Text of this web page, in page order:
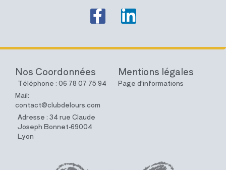
Nos Coordonnées
Téléphone : 06 78 07 75 94
Mail:
contact@clubdelours.com
Adresse : 34 rue Claude
Joseph Bonnet-69004
Lyon
Mentions légales
Page d'informations